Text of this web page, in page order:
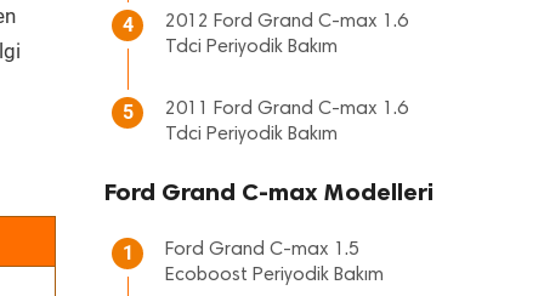
4
2012 Ford Grand C-max 1.6
Tdci Periyodik Bakım
5
2011 Ford Grand C-max 1.6
Tdci Periyodik Bakım
Ford Grand C-max Modelleri
1
Ford Grand C-max 1.5
Ecoboost Periyodik Bakım